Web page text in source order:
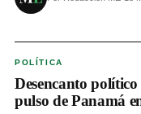
POLÍTICA
Desencanto
pulso de Panamá